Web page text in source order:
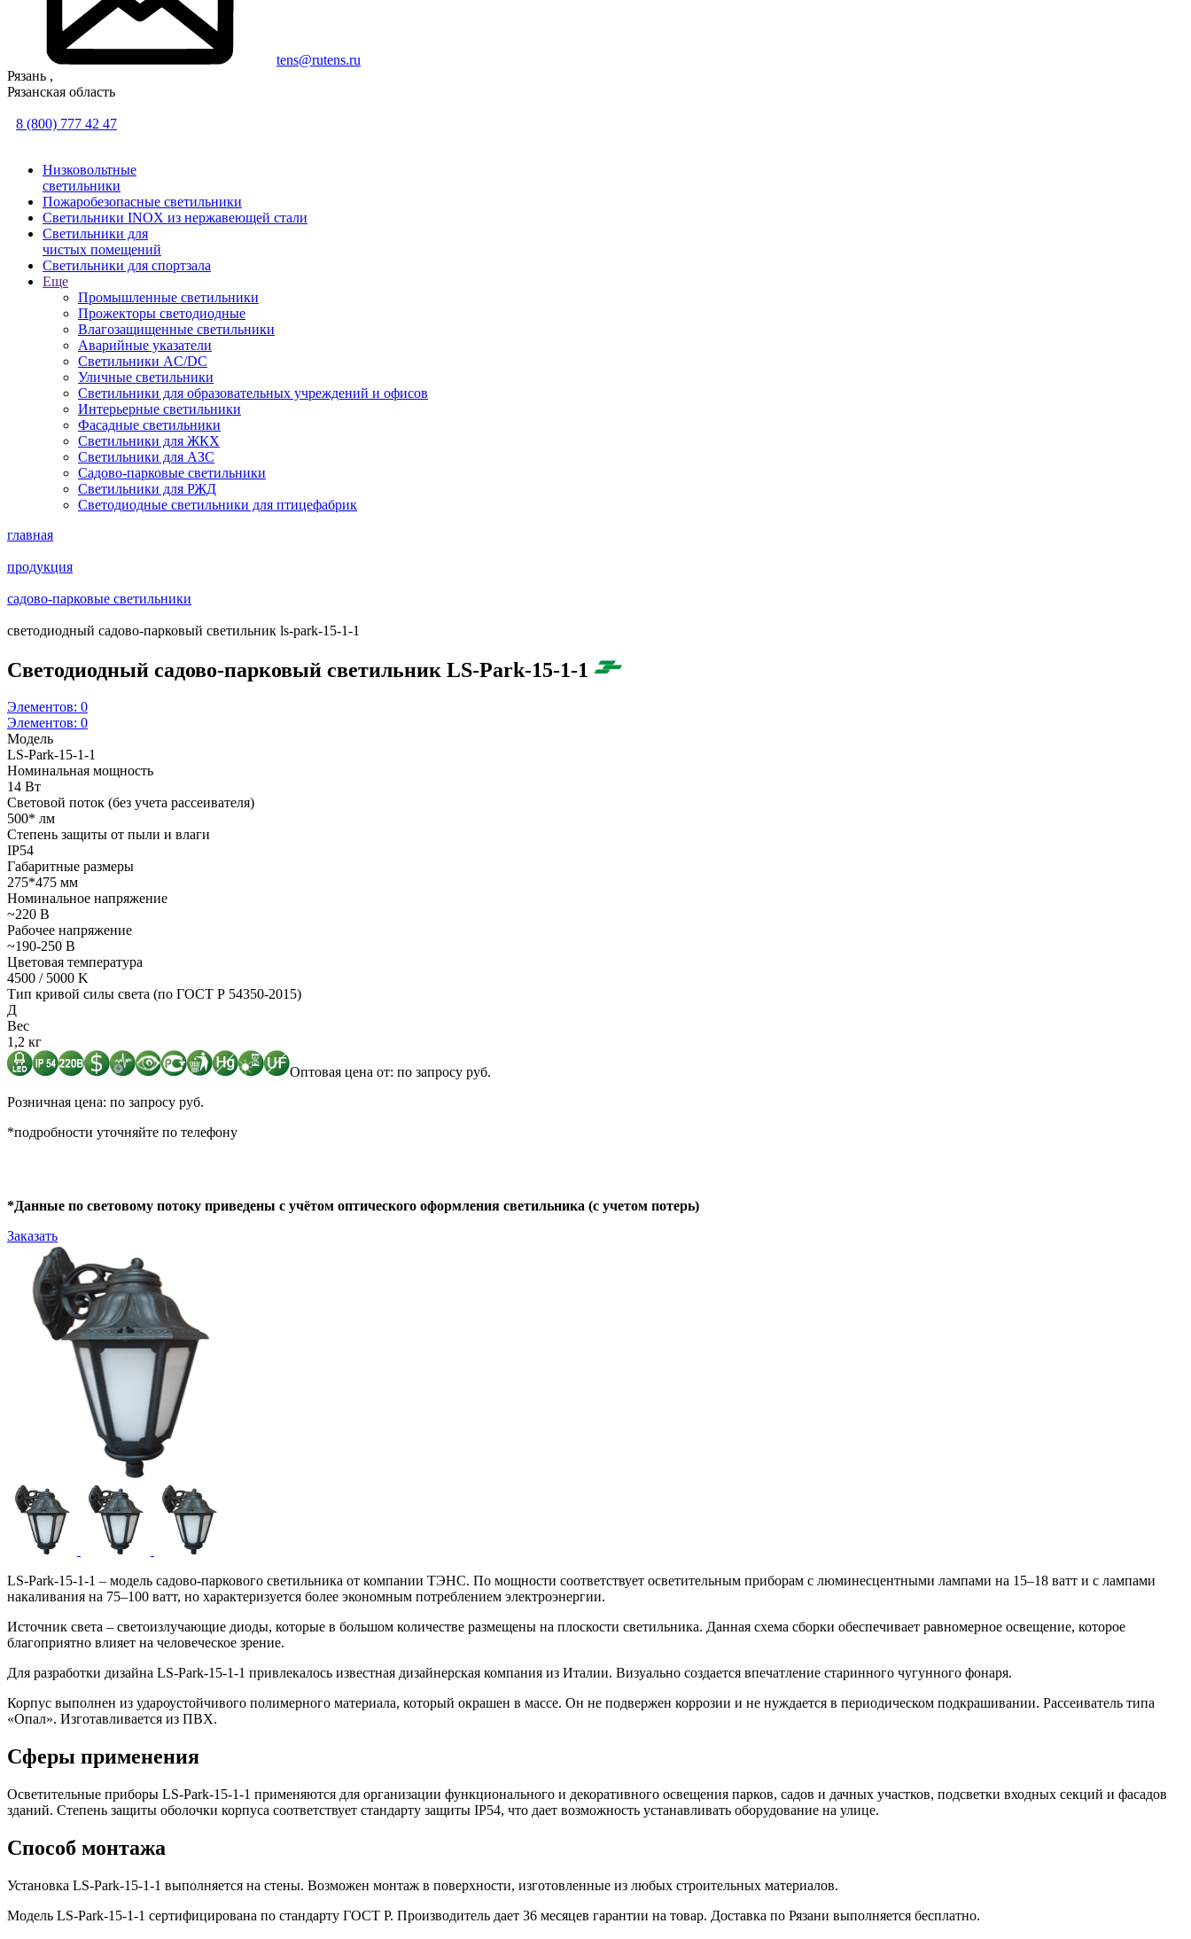
tens@rutens.ru
Рязань ,
Рязанская область
8 (800) 777 42 47
Низковольтные
светильники
Пожаробезопасные светильники
Светильники INOX из нержавеющей стали
Светильники для
чистых помещений
Светильники для спортзала
Еще
Промышленные светильники
Прожекторы светодиодные
Влагозащищенные светильники
Аварийные указатели
Светильники AC/DC
Уличные светильники
Светильники для образовательных учреждений и офисов
Интерьерные светильники
Фасадные светильники
Светильники для ЖКХ
Светильники для АЗС
Садово-парковые светильники
Светильники для РЖД
Светодиодные светильники для птицефабрик
главная
продукция
садово-парковые светильники
светодиодный садово-парковый светильник ls-park-15-1-1
Светодиодный садово-парковый светильник LS-Park-15-1-1
Элементов: 0
Элементов: 0
Модель
LS-Park-15-1-1
Номинальная мощность
14 Вт
Световой поток (без учета рассеивателя)
500* лм
Степень защиты от пыли и влаги
IP54
Габаритные размеры
275*475 мм
Номинальное напряжение
~220 В
Рабочее напряжение
~190-250 В
Цветовая температура
4500 / 5000 K
Тип кривой силы света (по ГОСТ Р 54350-2015)
Д
Вес
1,2 кг
Оптовая цена от: по запросу руб.
Розничная цена: по запросу руб.
*подробности уточняйте по телефону
*Данные по световому потоку приведены с учётом оптического оформления светильника (с учетом потерь)
Заказать
LS-Park-15-1-1 – модель садово-паркового светильника от компании ТЭНС. По мощности соответствует осветительным приборам с люминесцентными лампами на 15–18 ватт и с лампами
накаливания на 75–100 ватт, но характеризуется более экономным потреблением электроэнергии.
Источник света – светоизлучающие диоды, которые в большом количестве размещены на плоскости светильника. Данная схема сборки обеспечивает равномерное освещение, которое
благоприятно влияет на человеческое зрение.
Для разработки дизайна LS-Park-15-1-1 привлекалось известная дизайнерская компания из Италии. Визуально создается впечатление старинного чугунного фонаря.
Корпус выполнен из удароустойчивого полимерного материала, который окрашен в массе. Он не подвержен коррозии и не нуждается в периодическом подкрашивании. Рассеиватель типа
«Опал». Изготавливается из ПВХ.
Сферы применения
Осветительные приборы LS-Park-15-1-1 применяются для организации функционального и декоративного освещения парков, садов и дачных участков, подсветки входных секций и фасадов
зданий. Степень защиты оболочки корпуса соответствует стандарту защиты IP54, что дает возможность устанавливать оборудование на улице.
Способ монтажа
Установка LS-Park-15-1-1 выполняется на стены. Возможен монтаж в поверхности, изготовленные из любых строительных материалов.
Модель LS-Park-15-1-1 сертифицирована по стандарту ГОСТ Р. Производитель дает 36 месяцев гарантии на товар. Доставка по Рязани выполняется бесплатно.